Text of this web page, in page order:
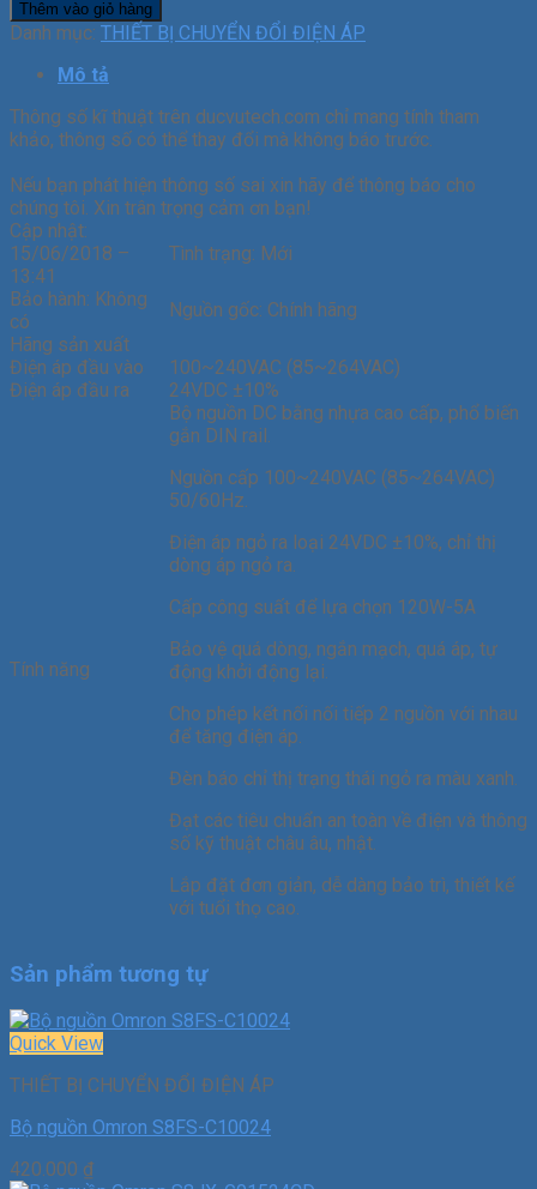
Thêm vào giỏ hàng
Danh mục: THIẾT BỊ CHUYỂN ĐỔI ĐIỆN ÁP
Mô tả
Thông số kĩ thuật trên ducvutech.com chỉ mang tính tham
khảo, thông số có thể thay đổi mà không báo trước.
Nếu bạn phát hiện thông số sai xin hãy để thông báo cho
chúng tôi. Xin trân trọng cảm ơn bạn!
Cập nhật:
15/06/2018 –
13:41
Tình trạng: Mới
Bảo hành: Không
có
Nguồn gốc: Chính hãng
Hãng sản xuất
Điện áp đầu vào
100~240VAC (85~264VAC)
Điện áp đầu ra
24VDC ±10%
Tính năng
Bộ nguồn DC bằng nhựa cao cấp, phổ biến
gắn DIN rail.
Nguồn cấp 100~240VAC (85~264VAC)
50/60Hz.
Điện áp ngỏ ra loại 24VDC ±10%, chỉ thị
dòng áp ngỏ ra.
Cấp công suất để lựa chọn 120W-5A
Bảo vệ quá dòng, ngắn mạch, quá áp, tự
động khởi động lại.
Cho phép kết nối nối tiếp 2 nguồn với nhau
để tăng điện áp.
Đèn báo chỉ thị trạng thái ngỏ ra màu xanh.
Đạt các tiêu chuẩn an toàn về điện và thông
số kỹ thuật châu âu, nhật.
Lắp đặt đơn giản, dễ dàng bảo trì, thiết kế
với tuổi thọ cao.
Sản phẩm tương tự
Quick View
THIẾT BỊ CHUYỂN ĐỔI ĐIỆN ÁP
Bộ nguồn Omron S8FS-C10024
420.000 ₫